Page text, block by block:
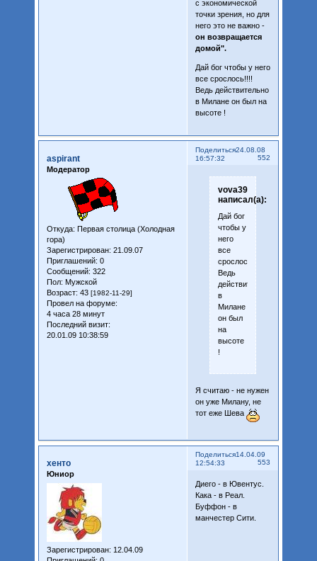
с экономической
точки зрения, но для
него это не важно -
он возвращается
домой".
Дай бог чтобы у него
все срослось!!!!
Ведь действительно
в Милане он был на
высоте !
Поделиться
552
24.08.08
16:57:32
aspirant
Модератор
Откуда: Первая столица (Холодная
гора)
Зарегистрирован: 21.09.07
Приглашений: 0
Сообщений: 322
Пол: Мужской
Возраст: 43 [1982-11-29]
Провел на форуме:
4 часа 28 минут
Последний визит:
20.01.09 10:38:59
vova39
написал(а):
Дай бог
чтобы у
него
все
срослось!!!!
Ведь
действительно
в
Милане
он был
на
высоте
!
Я считаю - не нужен
он уже Милану, не
тот еже Шева
Поделиться
553
14.04.09
12:54:33
хенто
Юниор
Зарегистрирован: 12.04.09
Диего - в Ювентус.
Кака - в Реал.
Буффон - в
манчестер Сити.